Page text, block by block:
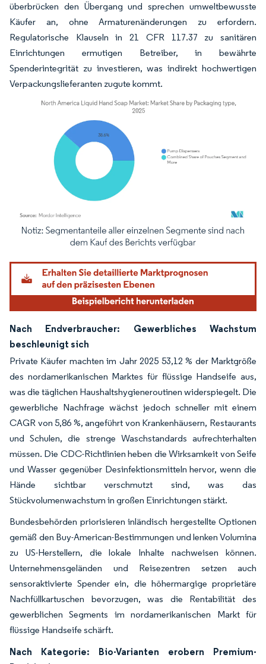
überbrücken den Übergang und sprechen umweltbewusste
Käufer an, ohne Armaturenänderungen zu erfordern.
Regulatorische Klauseln in 21 CFR 117.37 zu sanitären
Einrichtungen ermutigen Betreiber, in bewährte
Spenderintegrität zu investieren, was indirekt hochwertigen
Verpackungslieferanten zugute kommt.
Bild © Mordor Intelligence. Wiederverwendung erfordert Namensnennung
Nach Endverbraucher: Gewerbliches Wachstum
beschleunigt sich
Private Käufer machten im Jahr 2025 53,12 % der Marktgröße
des nordamerikanischen Marktes für flüssige Handseife aus,
was die täglichen Haushaltshygieneroutinen widerspiegelt. Die
gewerbliche Nachfrage wächst jedoch schneller mit einem
CAGR von 5,86 %, angeführt von Krankenhäusern, Restaurants
und Schulen, die strenge Waschstandards aufrechterhalten
müssen. Die CDC-Richtlinien heben die Wirksamkeit von Seife
und Wasser gegenüber Desinfektionsmitteln hervor, wenn die
Hände sichtbar verschmutzt sind, was das
Stückvolumenwachstum in großen Einrichtungen stärkt.
Bundesbehörden priorisieren inländisch hergestellte Optionen
gemäß den Buy-American-Bestimmungen und lenken Volumina
zu US-Herstellern, die lokale Inhalte nachweisen können.
Unternehmensgeländen und Reisezentren setzen auch
sensoraktivierte Spender ein, die höhermargige proprietäre
Nachfüllkartuschen bevorzugen, was die Rentabilität des
gewerblichen Segments im nordamerikanischen Markt für
flüssige Handseife schärft.
Nach Kategorie: Bio-Varianten erobern Premium-